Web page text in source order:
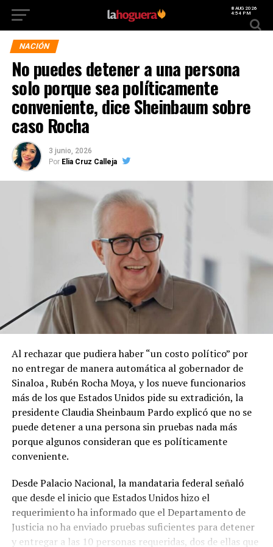
8 AUG 2026
4:54 PM
NACIÓN
No puedes detener a una persona
solo porque sea políticamente
conveniente, dice Sheinbaum sobre
caso Rocha
3 junio, 2026
Por Elia Cruz Calleja
Al rechazar que pudiera haber “un costo político” por
no entregar de manera automática al gobernador de
Sinaloa , Rubén Rocha Moya, y los nueve funcionarios
más de los que Estados Unidos pide su extradición, la
presidente Claudia Sheinbaum Pardo explicó que no se
puede detener a una persona sin pruebas nada más
porque algunos consideran que es políticamente
conveniente.
Desde Palacio Nacional, la mandataria federal señaló
que desde el inicio que Estados Unidos hizo el
requerimiento ha informado que el Departamento de
Justicia no ha enviado pruebas suficientes para detener
y entregar a las 10 personas requeridas, dos de ellas que